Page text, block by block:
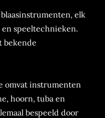
elk
speeltechnieken.
bekende
omvat instrumenten
hoorn, tuba en
bespeeld door